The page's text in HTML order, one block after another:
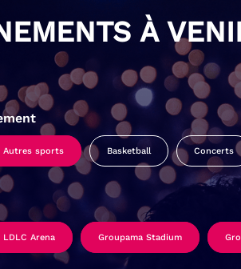
À
Autres sports Basketball Concerts
LDLC Arena Groupama Stadium